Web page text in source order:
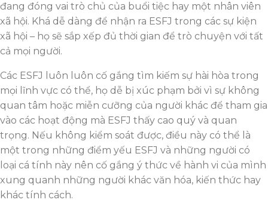
đang đóng vai trò chủ của buổi tiệc hay một nhân viên
xã hội. Khá dễ dàng để nhận ra ESFJ trong các sự kiện
xã hội – họ sẽ sắp xếp đủ thời gian để trò chuyện với tất
cả mọi người.
Các ESFJ luôn luôn cố gắng tìm kiếm sự hài hòa trong
mọi lĩnh vực có thể, họ dễ bị xúc phạm bởi vì sự không
quan tâm hoặc miễn cưỡng của người khác để tham gia
vào các hoạt động mà ESFJ thấy cao quý và quan
trọng. Nếu không kiểm soát được, điều này có thể là
một trong những điểm yếu ESFJ và những người có
loại cá tính này nên cố gắng ý thức về hành vi của mình
xung quanh những người khác văn hóa, kiến thức hay
khác tính cách.